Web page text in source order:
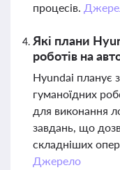
процесів.
Які плани
роботів на
Hyundai планує
гуманоїдних
для виконання
завдань, що
складніших
Джерело